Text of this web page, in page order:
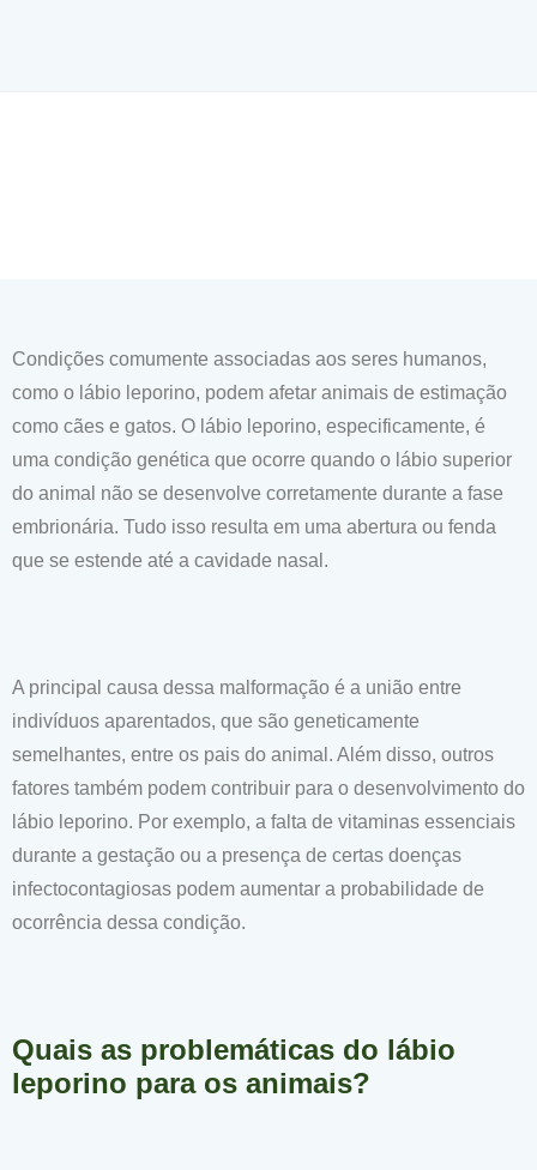
Condições comumente associadas aos seres humanos,
como o lábio leporino, podem afetar animais de estimação
como cães e gatos. O lábio leporino, especificamente, é
uma condição genética que ocorre quando o lábio superior
do animal não se desenvolve corretamente durante a fase
embrionária. Tudo isso resulta em uma abertura ou fenda
que se estende até a cavidade nasal.
A principal causa dessa malformação é a união entre
indivíduos aparentados, que são geneticamente
semelhantes, entre os pais do animal. Além disso, outros
fatores também podem contribuir para o desenvolvimento do
lábio leporino. Por exemplo, a falta de vitaminas essenciais
durante a gestação ou a presença de certas doenças
infectocontagiosas podem aumentar a probabilidade de
ocorrência dessa condição.
Quais as problemáticas do lábio
leporino para os animais?